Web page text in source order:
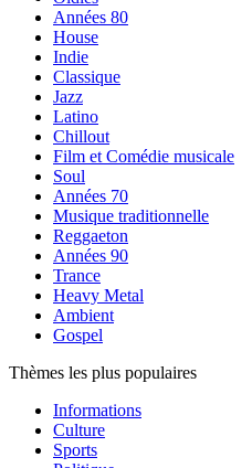
Années 80
House
Indie
Classique
Jazz
Latino
Chillout
Film et Comédie musicale
Soul
Années 70
Musique traditionnelle
Reggaeton
Années 90
Trance
Heavy Metal
Ambient
Gospel
Thèmes les plus populaires
Informations
Culture
Sports